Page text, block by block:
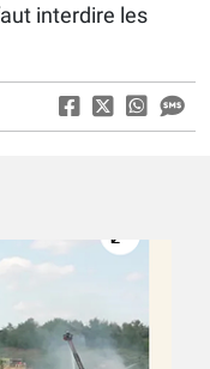
interdire les